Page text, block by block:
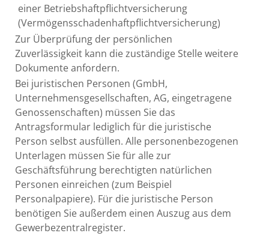
einer Betriebshaftpflichtversicherung
(Vermögensschadenhaftpflichtversicherung)
Zur Überprüfung der persönlichen
Zuverlässigkeit kann die zuständige Stelle weitere
Dokumente anfordern.
Bei juristischen Personen (GmbH,
Unternehmensgesellschaften, AG, eingetragene
Genossenschaften) müssen Sie das
Antragsformular lediglich für die juristische
Person selbst ausfüllen. Alle personenbezogenen
Unterlagen müssen Sie für alle zur
Geschäftsführung berechtigten natürlichen
Personen einreichen (zum Beispiel
Personalpapiere). Für die juristische Person
benötigen Sie außerdem einen Auszug aus dem
Gewerbezentralregister.